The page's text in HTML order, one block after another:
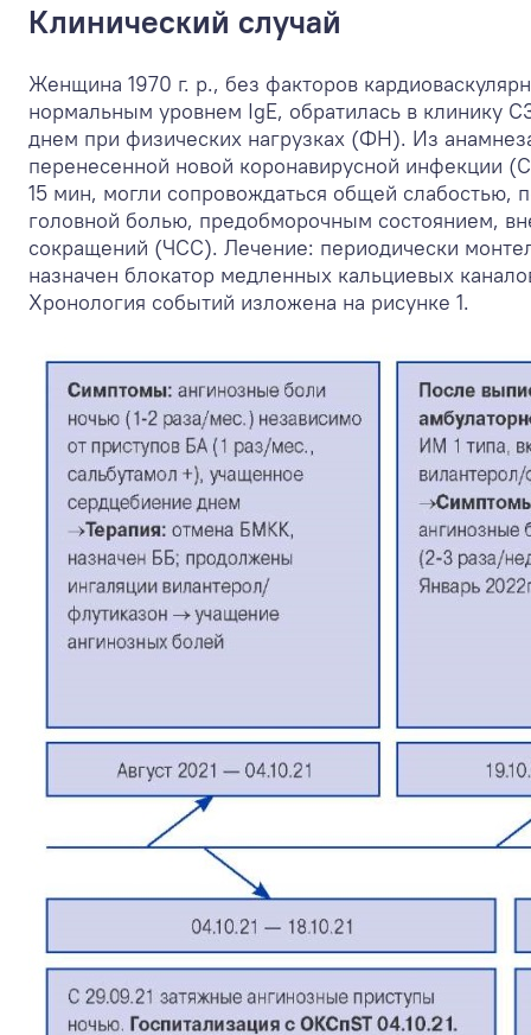
Клинический случай
Женщина 1970 г. р., без факторов
нормальным уровнем IgE, обратилась в клинику
днем при физических нагрузках (ФН). Из
перенесенной новой коронавирусной инфекции
15 мин, могли сопровождаться общей слабостью,
головной болью, предобморочным состоянием,
сокращений (ЧСС). Лечение: периодически
назначен блокатор медленных кальциевых
Хронология событий изложена на рисунке 1.